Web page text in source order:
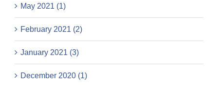
May 2021 (1)
February 2021 (2)
January 2021 (3)
December 2020 (1)